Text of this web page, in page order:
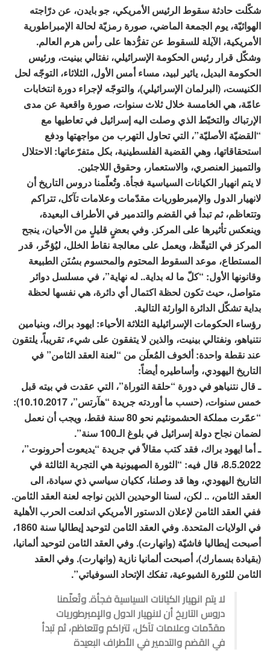
شكّلت حادثة سقوط الرئيس الأمريكي، جو بايدن، عن درّاجته
الهوائيّة، يوم الجمعة الماضي، صورة رمزيّة لحالة الإمبراطورية
الأمريكية، الآيلة للسقوط عن تفرُّدها على رأس هرم العالم.
وشكّل قرار رئيس الحكومة الإسرائيلي، نفتالي بينيت، ورئيس
الحكومة البديل، يائير لبيد، مساء أمس الأول، الثلاثاء، التوجّه لحل
الكنيست، (البرلمان الإسرائيلي)، والتوجّه لإجراء دورة انتخابات
عامّة، هي الخامسة خلال ثلاث سنوات، صورة واقعية عن مدى
الإرتباك والتخبّط الذي وصلت اليه إسرائيل في تعاطيها مع
“القضيّة الأصليّة”، التي تحاول التهرب من مواجهتها ودفع
استحقاقاتها، وهي القضية الفلسطينية، بكل متفرّعاتها: الاحتلال
والتمييز العنصري، والاستعمار، وحقوق اللاجئين.
لا يتم انهيار الكيانات السياسية فجأة. وتُعلّمنا دروس التاريخ أن
لانهيار الدول والإمبرطوريات مقدّمات وعلامات تآكل، تتراكم
وتتعاظم، ثم تبدأ في القضم والتدمير في الأطراف البعيدة،
وينعكس تأثيرها على المركز. وفي بعضٍ قليلٍ من الأحيان، ينجح
المركز في التيقّظ، ويعمل على معالجة نقاط الخلل، ليُؤخّر، قدر
المستطاع، موعد السقوط المحتوم والمحسوم بسُنَن الطبيعة
وقانونها الأول: “كلّ ما له بداية.. له نهاية”، في مسلسل دوائر
متواصل، حيث تكون لحظة اكتمال أي دائرة، هي نفسها لحظة
بداية تشكّل الدائرة الوارثة التالية.
رؤساء الحكومات الإسرائيلية الثلاثة الأحياء: ايهود براك، وبنيامين
نتنياهو، ونفتالي بينيت، والذين لا يتفقون على شيء، تقريباً، يلتقون
عند نقطة واحدة: ألخوف المُعلَن من “لعنة العقد الثامن” في
التاريخ اليهودي، وأساطيره أيضاً:
ـ قال نتنياهو في دورة “حلقة التوراة”، التي عقدت في بيته قبل
خمس سنوات، (حسب ما أوردته جريدة “هآرتس”، 10.10.2017):
“عمّرت مملكة الحشمونئيم نحو 80 سنة فقط، ويجب أن نعمل
لضمان نجاح دولة إسرائيل في بلوغ الـ100 سنة”.
ـ أما ايهود براك، فقد كتب مقالاً في جريدة “يديعوت أحرونوت”،
8.5.2022، قال فيه: “الثورة الصهيونية هي التجربة الثالثة في
التاريخ اليهودي، وها قد وصلنا، ككيان سياسي ذي سيادة، الى
العقد الثامن، .. لكن، لسنا الوحيدين الذين نواجه لعنة العقد الثامن.
ففي العقد الثامن لإعلان الدستور الأمريكي اندلعت الحرب الأهلية
في الولايات المتحدة. وفي العقد الثامن لتوحيد إيطاليا سنة 1860،
أصبحت إيطاليا فاشيّة (وانهارت). وفي العقد الثامن لتوحيد ألمانيا،
(بقيادة بسمارك)، أصبحت ألمانيا نازية (وانهارت). وفي العقد
الثامن للثورة الشيوعية، تفكك الإتحاد السوفياتي”.
لا يتم انهيار الكيانات السياسية فجأة. وتُعلّمنا
دروس التاريخ أن لانهيار الدول والإمبرطوريات
مقدّمات وعلامات تآكل، تتراكم وتتعاظم، ثم تبدأ
في القضم والتدمير في الأطراف البعيدة